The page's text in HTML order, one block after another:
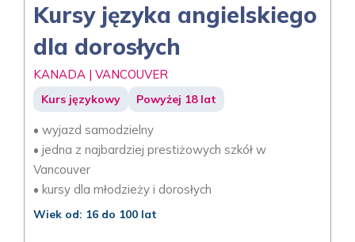
Kursy języka angielskiego
dla dorosłych
KANADA | VANCOUVER
Kurs językowy Powyżej 18 lat
• wyjazd samodzielny
• jedna z najbardziej prestiżowych szkół w
Vancouver
• kursy dla młodzieży i dorosłych
Wiek od: 16 do 100 lat